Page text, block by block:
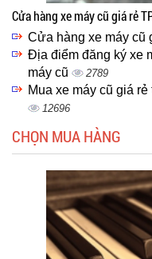
Cửa hàng xe máy cũ giá rẻ
Cửa hàng xe máy cũ
Địa điểm đăng ký xe
máy cũ
2789
Mua xe máy cũ giá
12696
CHỌN MUA HÀNG